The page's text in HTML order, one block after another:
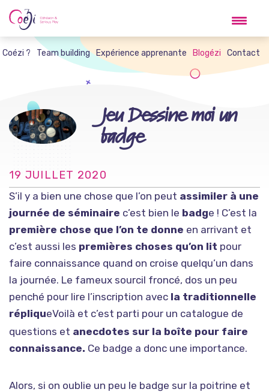
Skip
to
content
? Team building Expérience apprenante Blogézi Contact
Jeu Dessine moi un
badge
19 JUILLET 2020
S’il y a bien une chose que l’on peut assimiler à une
journée de séminaire c’est bien le badge ! C’est la
première chose que l’on te donne en arrivant et
c’est aussi les premières choses qu’on lit pour
faire connaissance quand on croise quelqu’un dans
la journée. Le fameux sourcil froncé, dos un peu
penché pour lire l’inscription avec la traditionnelle
répliqueVoilà et c’est parti pour un catalogue de
questions et anecdotes sur la boîte pour faire
connaissance. Ce badge a donc une importance.
Alors, si on oublie un peu le badge sur la poitrine et